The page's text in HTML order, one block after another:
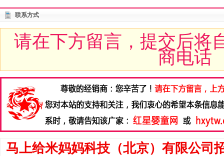
联系方式
请在下方留言，提交后将
商电话
马上给米妈妈科技（北京）有限公司